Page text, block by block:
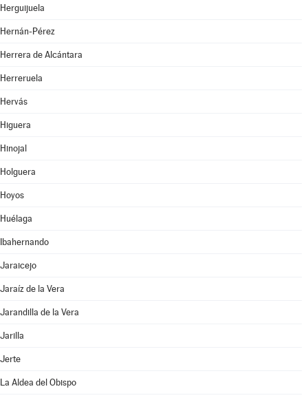
Herguijuela
Hernán-Pérez
Herrera de Alcántara
Herreruela
Hervás
Higuera
Hinojal
Holguera
Hoyos
Huélaga
Ibahernando
Jaraicejo
Jaraíz de la Vera
Jarandilla de la Vera
Jarilla
Jerte
La Aldea del Obispo